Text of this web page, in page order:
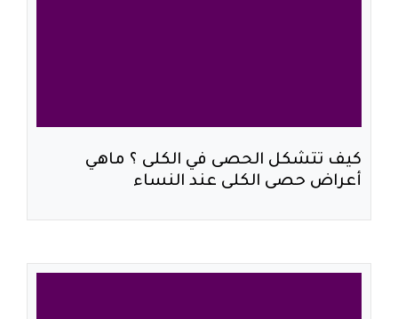
كيف تتشكل الحصى في الكلى ؟ ماهي
أعراض حصى الكلى عند النساء